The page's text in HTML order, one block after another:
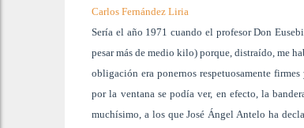
Carlos Fernández Liria
Sería el año 1971 cuando el profesor Don
pesar más de medio kilo) porque, distraído, me
obligación era ponernos respetuosamente
por la ventana se podía ver, en efecto, la
muchísimo, a los que José Ángel Antelo ha